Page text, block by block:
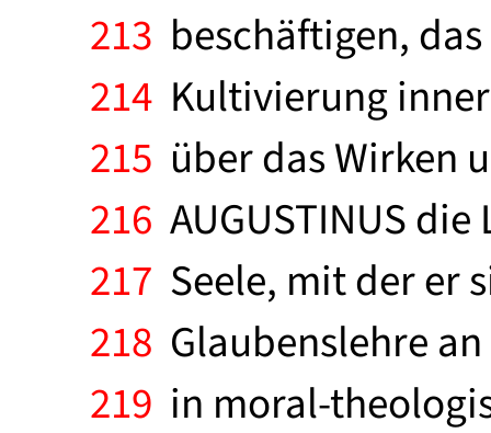
213 beschäftigen,
214 Kultivierung
215 über das Wirken
216 AUGUSTINUS
217 Seele, mit der er
218 Glaubenslehre
219 in moral-